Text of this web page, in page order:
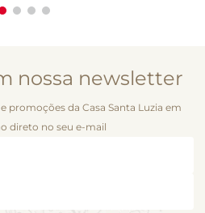
nossa newsletter
promoções da Casa Santa Luzia em
direto no seu e-mail